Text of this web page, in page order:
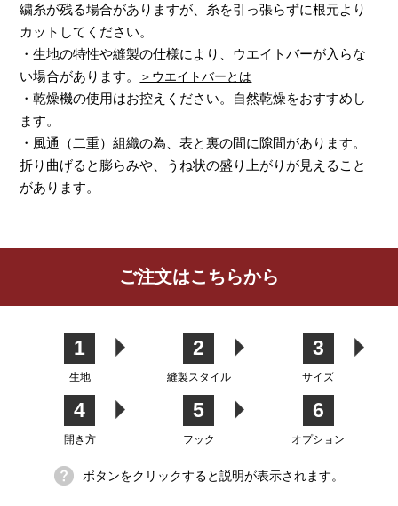
繍糸が残る場合がありますが、糸を引っ張らずに根元より
カットしてください。
・生地の特性や縫製の仕様により、ウエイトバーが入らな
い場合があります。
＞ウエイトバーとは
・乾燥機の使用はお控えください。自然乾燥をおすすめし
ます。
・風通（二重）組織の為、表と裏の間に隙間があります。
折り曲げると膨らみや、うね状の盛り上がりが見えること
があります。
レビューを書く
カバー
テン
生地
ご注文はこちらから
1
生地
2
縫製スタイル
3
サイズ
4
開き方
5
フック
6
オプション
ボタンをクリックすると説明が表示されます。